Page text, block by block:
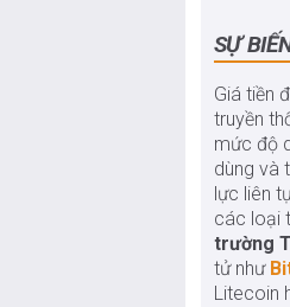
SỰ
Giá tiền
truyền
mức độ
dùng và
lực liên
các loại
trường
tử như
Litecoin